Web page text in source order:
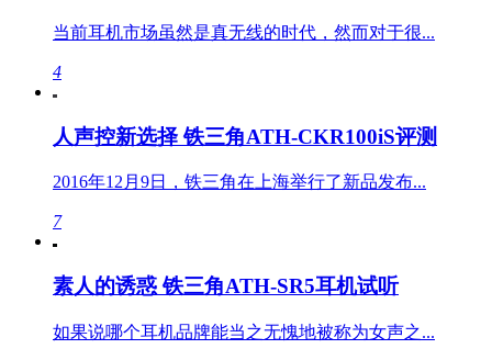
当前耳机市场虽然是真无线的时代，然而对于很...
4
人声控新选择 铁三角ATH-CKR100iS评测
2016年12月9日，铁三角在上海举行了新品发布...
7
素人的诱惑 铁三角ATH-SR5耳机试听
如果说哪个耳机品牌能当之无愧地被称为女声之...